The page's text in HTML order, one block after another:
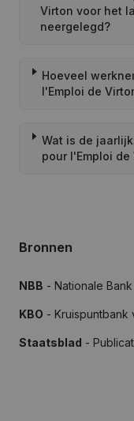
Virton voor het
neergelegd?
Hoeveel
l'Emploi de
Wat is de
pour l'Emploi de
Bronnen
NBB - Nationale
KBO - Kruispuntbank
Staatsblad -